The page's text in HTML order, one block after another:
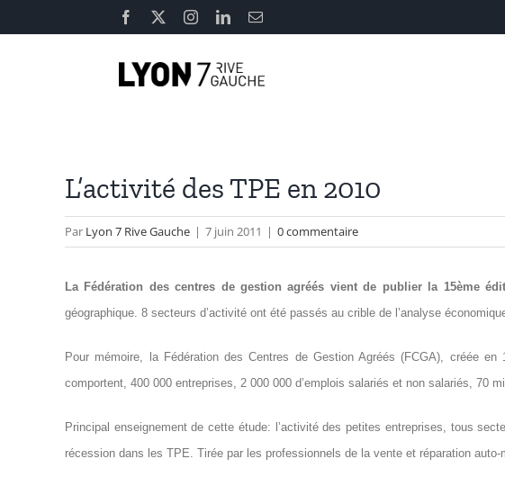
au
Facebook InstagramLinkedInEmail
L’activité des TPE en 2010
Par Lyon 7 Rive Gauche | 7 juin 2011 | 0 commentaire
La Fédération des centres de gestion agréés vient de publier la 15ème
géographique. 8 secteurs d’activité ont été passés au crible de l’analyse
Pour mémoire, la Fédération des Centres de Gestion Agréés (FCGA), créée
comportent, 400 000 entreprises, 2 000 000 d’emplois salariés et non salariés, 70
Principal enseignement de cette étude: l’activité des petites entreprises, tous
récession dans les TPE. Tirée par les professionnels de la vente et réparation